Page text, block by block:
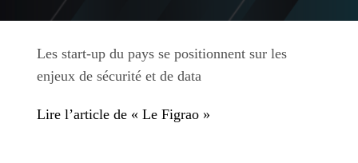
Les start-up du pays se positionnent sur les
enjeux de sécurité et de data
Lire l’article de « Le Figrao »